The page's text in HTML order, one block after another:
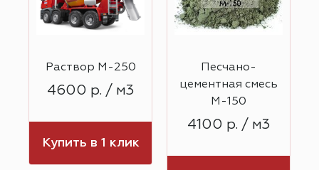
Раствор М-250
4600 р. / м3
Купить в 1 клик
Песчано-
цементная смесь
М-150
4100 р. / м3